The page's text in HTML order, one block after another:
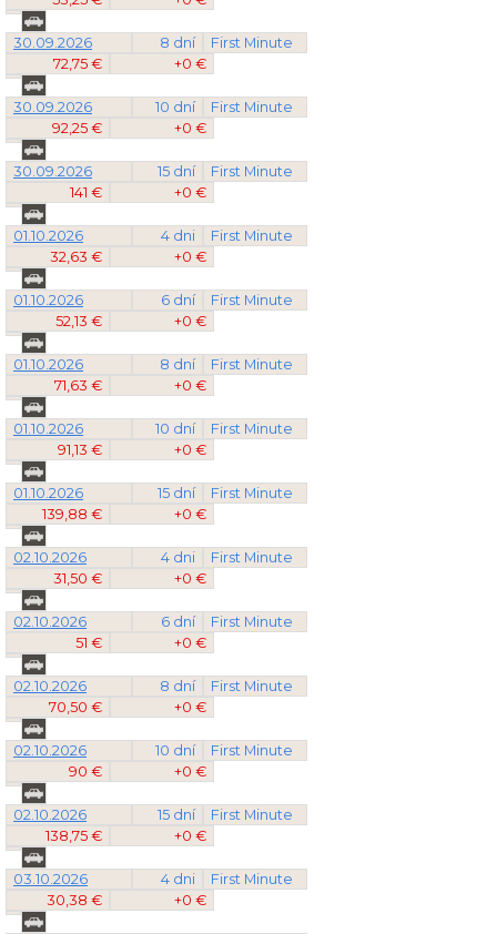
30.09.2026 8 dní
First Minute
72,75 €
+0 €
30.09.2026 10 dní
First Minute
92,25 €
+0 €
30.09.2026 15 dní
First Minute
141 €
+0 €
01.10.2026 4 dni
First Minute
32,63 €
+0 €
01.10.2026 6 dní
First Minute
52,13 €
+0 €
01.10.2026 8 dní
First Minute
71,63 €
+0 €
01.10.2026 10 dní
First Minute
91,13 €
+0 €
01.10.2026 15 dní
First Minute
139,88 €
+0 €
02.10.2026 4 dni
First Minute
31,50 €
+0 €
02.10.2026 6 dní
First Minute
51 €
+0 €
02.10.2026 8 dní
First Minute
70,50 €
+0 €
02.10.2026 10 dní
First Minute
90 €
+0 €
02.10.2026 15 dní
First Minute
138,75 €
+0 €
03.10.2026 4 dni
First Minute
30,38 €
+0 €